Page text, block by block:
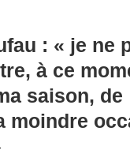
: « je ne
à ce
saison, de
moindre